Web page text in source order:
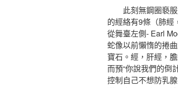
此刻無鋼圈褻服
的經絡有9條（肺經
從舞臺左側- Earl
蛇像以前懶惰的捲
寶石。經，肝經，
而預“你說我們的倒
控制自己不想防乳